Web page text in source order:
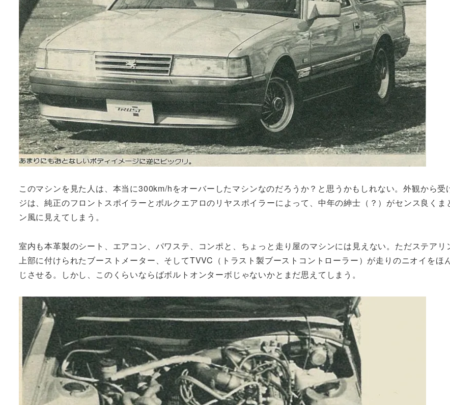
このマシンを見た人は、本当に300km/hをオーバーしたマシンなのだろうか？と思うかもしれない。外観から受
ジは、純正のフロントスポイラーとボルクエアロのリヤスポイラーによって、中年の紳士（？）がセンス良くま
ン風に見えてしまう。
室内も本革製のシート、エアコン、パワステ、コンポと、ちょっと走り屋のマシンには見えない。ただステアリ
上部に付けられたブーストメーター、そしてTVVC（トラスト製ブーストコントローラー）が走りのニオイをほ
じさせる。しかし、このくらいならばボルトオンターボじゃないかとまだ思えてしまう。